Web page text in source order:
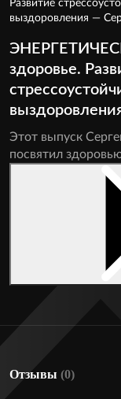
здоровье.
Этот выпуск
посвятил
Отзывы (0)